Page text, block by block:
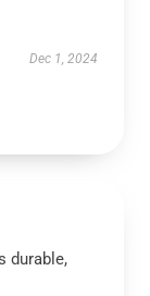
Dec 1, 2024
durable,